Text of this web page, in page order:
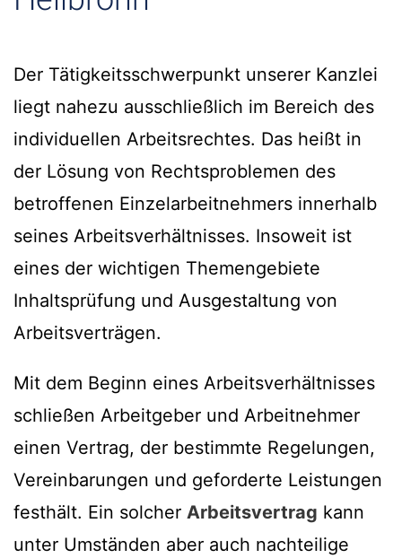
Der Tätigkeitsschwerpunkt unserer Kanzlei
liegt nahezu ausschließlich im Bereich des
individuellen Arbeitsrechtes. Das heißt in
der Lösung von Rechtsproblemen des
betroffenen Einzelarbeitnehmers innerhalb
seines Arbeitsverhältnisses. Insoweit ist
eines der wichtigen Themengebiete
Inhaltsprüfung und Ausgestaltung von
Arbeitsverträgen.
Mit dem Beginn eines Arbeitsverhältnisses
schließen Arbeitgeber und Arbeitnehmer
einen Vertrag, der bestimmte Regelungen,
Vereinbarungen und geforderte Leistungen
festhält. Ein solcher Arbeitsvertrag kann
unter Umständen aber auch nachteilige